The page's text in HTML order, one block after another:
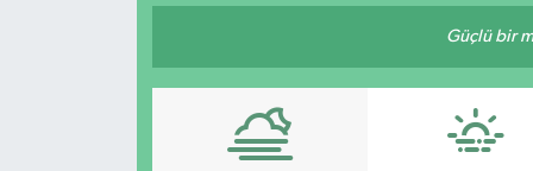
Güçlü bir
Haber Arşivi